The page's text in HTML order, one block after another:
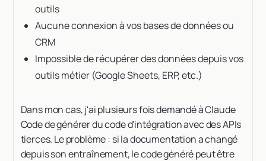
outils
Aucune connexion à vos bases de données ou
CRM
Impossible de récupérer des données depuis vos
outils métier (Google Sheets, ERP, etc.)
Dans mon cas, j'ai plusieurs fois demandé à Claude
Code de générer du code d'intégration avec des APIs
tierces. Le problème : si la documentation a changé
depuis son entraînement, le code généré peut être